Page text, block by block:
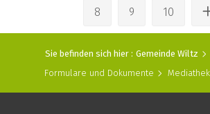
8 9 10
Sie befinden sich hier : Gemeinde Wiltz
Formulare und Dokumente
Mediathek